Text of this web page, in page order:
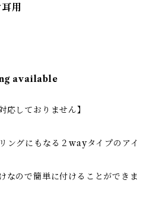
用
available
しておりません】
ングにもなる２wayタイプのアイ
なので簡単に付けることができま